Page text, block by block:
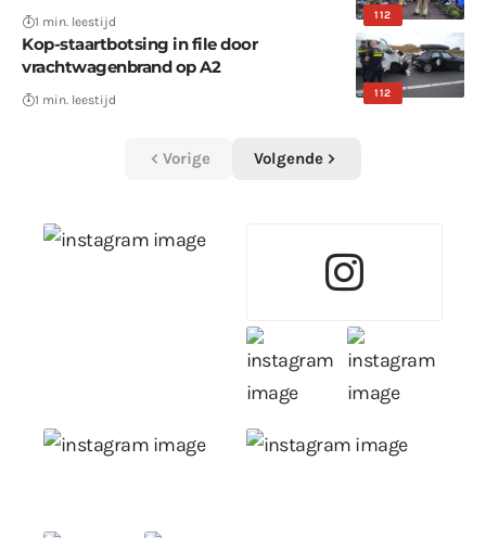
112
1 min. leestijd
112
Kop-staartbotsing in file door
vrachtwagenbrand op A2
1 min. leestijd
Vorige Volgende